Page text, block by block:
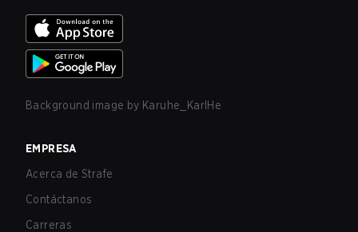
Background image by Karuhe_KarlHe
EMPRESA
Acerca de Strafe
Contáctanos
Carreras